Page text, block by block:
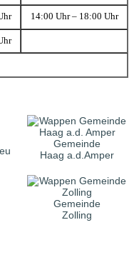
14:00 Uhr – 18:00 Uhr
Gemeinde
Haag a.d.Amper
Gemeinde
Zolling